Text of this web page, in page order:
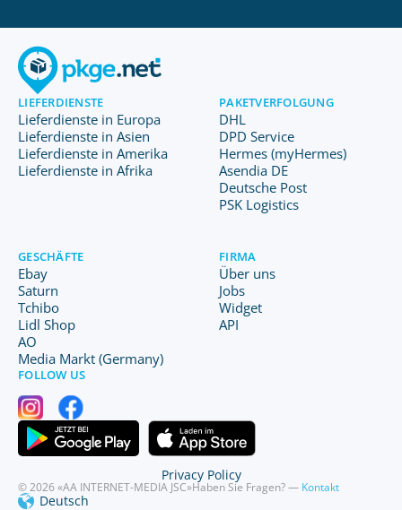
LIEFERDIENSTE
Lieferdienste in Europa
Lieferdienste in Asien
Lieferdienste in Amerika
Lieferdienste in Afrika
PAKETVERFOLGUNG
DHL
DPD Service
Hermes (myHermes)
Asendia DE
Deutsche Post
PSK Logistics
GESCHÄFTE
Ebay
Saturn
Tchibo
Lidl Shop
AO
Media Markt (Germany)
FIRMA
Über uns
Jobs
Widget
API
FOLLOW US
© 2026 «AA INTERNET-MEDIA JSC»Haben Sie Fragen? — Kontakt
Deutsch
Privacy Policy